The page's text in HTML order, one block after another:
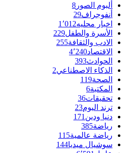
ألبوم الصور 8
أنفوجراف29
اخبار محليه1٬012
الأسرة والطفل229
الادب والثقافة255
الاقتصاد4٬240
الحوادث393
الذكاء الاصطناعي2
الصحة119
المكتبة6
تحقيقات36
ترند اليوم23
دنيا ودين 171
رياضة385
رياضة عالمية115
سوشيال ميديا144